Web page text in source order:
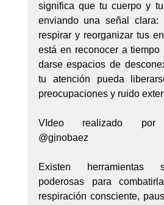
significa que tu cuerpo y
enviando una señal clara:
respirar y reorganizar tus
está en reconocer a
darse espacios de
tu atención pueda
preocupaciones y ruido
VIdeo realizado por
@ginobaez
Existen herramientas
poderosas para
respiración consciente,